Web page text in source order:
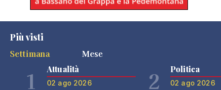
Più visti
Settimana
Mese
1 Attualità
02 ago 2026 2 Politica
02 ago 2026